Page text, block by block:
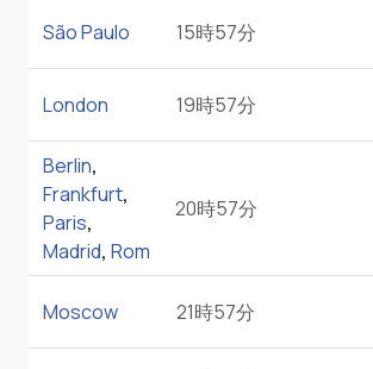
São Paulo 15時57分
London 19時57分
Berlin,
Frankfurt,
Paris,
Madrid, Rom
20時57分
Moscow 21時57分